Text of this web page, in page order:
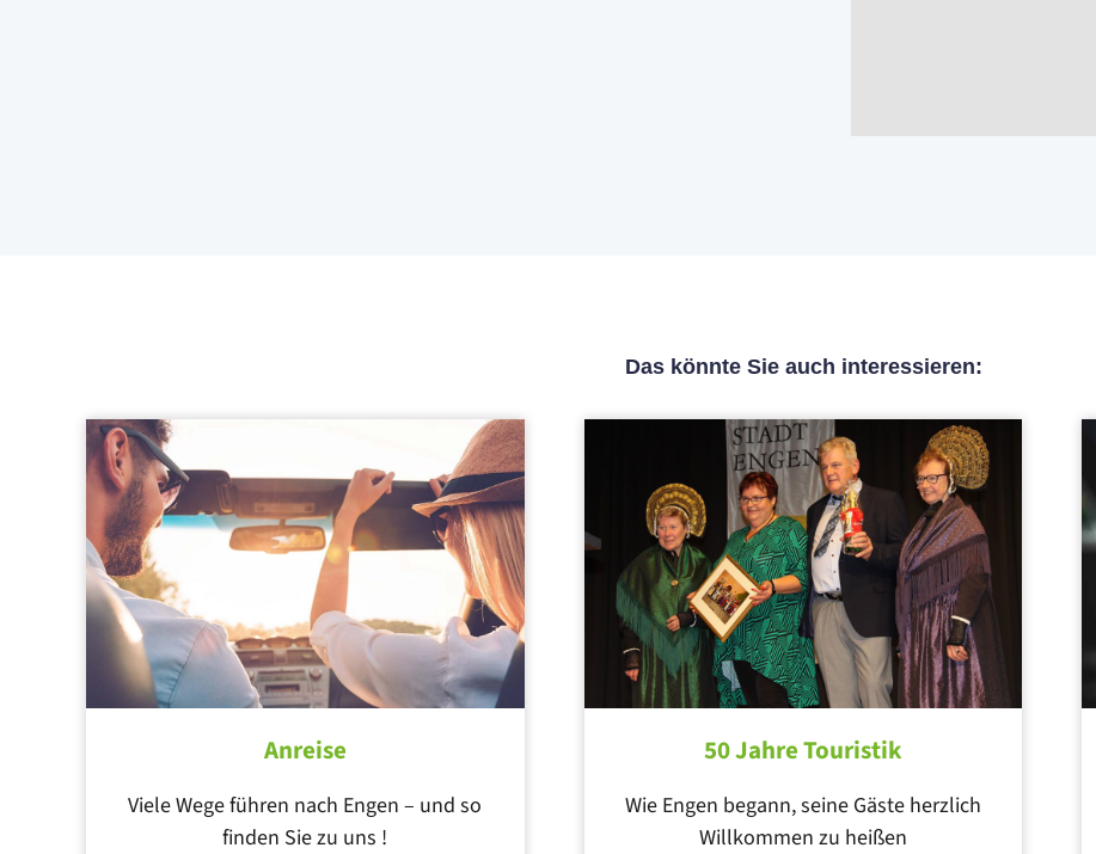
Das könnte Sie auch interessieren:
Anreise
Viele Wege führen nach Engen – und so
finden Sie zu uns !
50 Jahre Touristik
Wie Engen begann, seine Gäste herzlich
Willkommen zu heißen